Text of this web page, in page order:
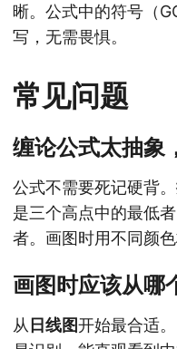
晰。公式中的符号（
写，无需畏惧。
常见问题
缠论公式太抽象
公式不需要死记硬背。
是三个高点中的最低
者。画图时用不同颜
画图时应该从哪
从 日线图开始最合适